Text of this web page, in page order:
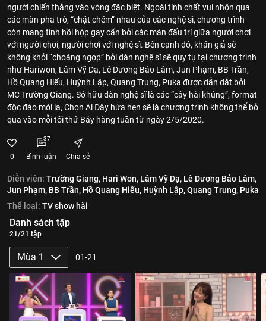
người chiến thắng vào vòng đặc biệt. Ngoài tính chất vui nhộn qua
các màn pha trò, “chặt chém” nhau của các nghệ sĩ, chương trình
còn mang tính hồi hộp gay cấn bởi các màn đấu trí giữa người chơi
với người chơi, người chơi với nghệ sĩ. Bên cạnh đó, khán giả sẽ
không khỏi “choáng ngợp” bởi dàn nghệ sĩ sẽ quy tụ tại chương trình
như Hariwon, Lâm Vỹ Dạ, Lê Dương Bảo Lâm, Jun Phạm, BB Trần,
Hồ Quang Hiếu, Huỳnh Lập, Quang Trung, Puka được dẫn dắt bởi
MC Trường Giang. Sở hữu dàn nghệ sĩ là các “cây hài khủng”, format
độc đáo mới lạ, Chọn Ai Đây hứa hẹn sẽ là chương trình không thể bỏ
qua vào mỗi tối thứ Bảy hàng tuần từ ngày 2/5/2020.
0
37
Bình luận Chia sẻ
Diễn viên: Trường Giang, Hari Won, Lâm Vỹ Dạ, Lê Dương Bảo Lâm,
Jun Phạm, BB Trần, Hồ Quang Hiếu, Huỳnh Lập,Quang Trung, Puka
Thể loại: TV show hài
Danh sách tập
21/21 tập
Mùa 1 01-21